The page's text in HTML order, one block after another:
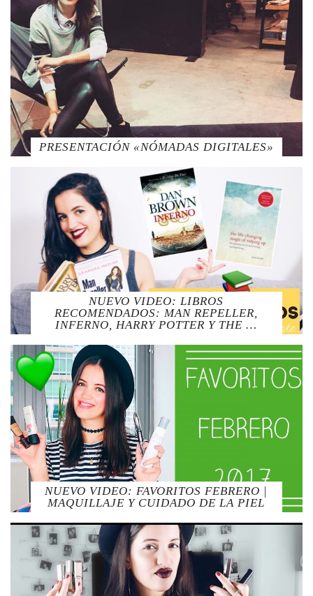
PRESENTACIÓN «NÓMADAS DIGITALES»
NUEVO VIDEO: LIBROS
RECOMENDADOS: MAN REPELLER,
INFERNO, HARRY POTTER Y THE …
NUEVO VIDEO: FAVORITOS FEBRERO |
MAQUILLAJE Y CUIDADO DE LA PIEL